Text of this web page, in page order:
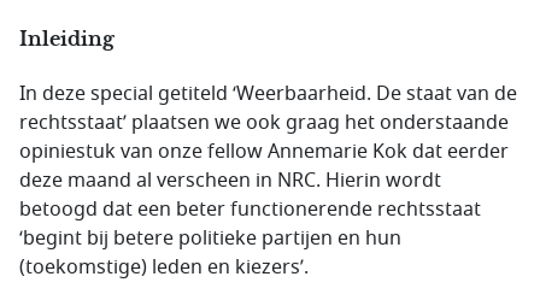
Inleiding
In deze special getiteld ‘Weerbaarheid. De staat van de
rechtsstaat’ plaatsen we ook graag het onderstaande
opiniestuk van onze fellow Annemarie Kok dat eerder
deze maand al verscheen in NRC. Hierin wordt
betoogd dat een beter functionerende rechtsstaat
‘begint bij betere politieke partijen en hun
(toekomstige) leden en kiezers’.